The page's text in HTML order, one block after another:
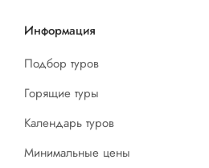
Информация
Подбор туров
Горящие туры
Календарь туров
Минимальные цены